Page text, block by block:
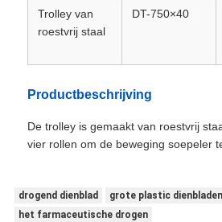
Trolley van
roestvrij staal
DT-750×40
Productbeschrijving
De trolley is gemaakt van roestvrij
vier rollen om de beweging soepeler
drogend dienblad
grote plastic dienbladen
het farmaceutische drogen